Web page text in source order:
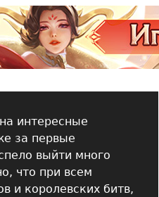
интересные
за первые
выйти много
что при всем
и королевских битв,